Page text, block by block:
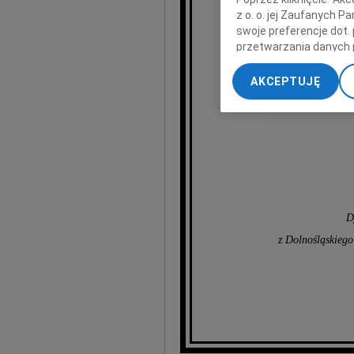
wyrazy
z
z o. o. jej Zaufanych
swoje preferencje dot.
przetwarzania danych
„Ustawienia
My, nasi Zaufani
dokładnych danych
Przechowywanie
treści, badnie
AKCEPTUJĘ